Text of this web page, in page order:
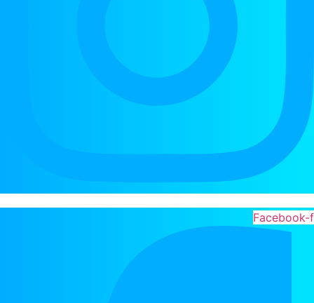
Facebook-f